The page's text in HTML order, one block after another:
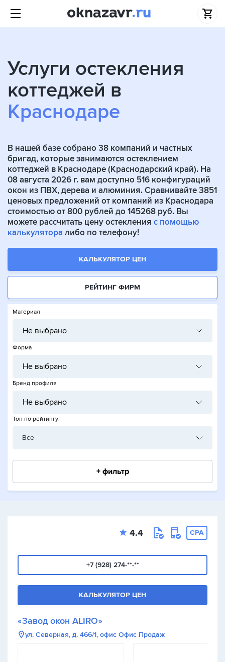
Услуги остекления
коттеджей в
Краснодаре
В нашей базе собрано 38 компаний и частных
бригад, которые занимаются остеклением
коттеджей в Краснодаре (Краснодарский край). На
08 августа 2026 г. вам доступно 516 конфигураций
окон из ПВХ, дерева и алюминия. Сравнивайте 3851
ценовых предложений от компаний из Краснодара
стоимостью от 800 рублей до 145268 руб. Вы
можете рассчитать цену остекления с помощью
калькулятора либо по телефону!
КАЛЬКУЛЯТОР ЦЕН
РЕЙТИНГ ФИРМ
Материал
Не выбрано
Форма
Не выбрано
Бренд профиля
Не выбрано
Топ по рейтингу:
Все
+ фильтр
4.4 CPA
+7 (928) 274-**-**
КАЛЬКУЛЯТОР ЦЕН
«Завод окон ALIRO»
ул. Северная, д. 466/1, офис Офис Продаж